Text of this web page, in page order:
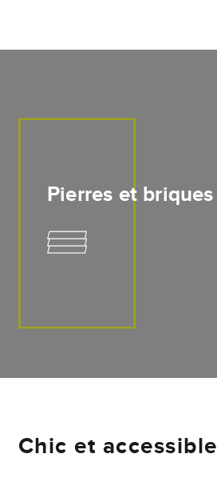
Pierres et briques
Chic et accessible